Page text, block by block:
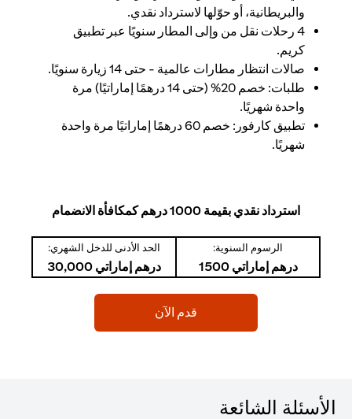
والبريطانية، أو حوّلها لاسترداد نقدي.
4 رحلات نقل من وإلى المطار سنويًا عبر تطبيق
كريم.
صالات انتظار مطارات عالمية - حتى 14 زيارة سنويًا.
طلبات: خصم 20% (حتى 14 درهمًا إماراتيًا) مرة
واحدة شهريًا.
تطبيق كارفور: خصم 60 درهمًا إماراتيًا مرة واحدة
شهريًا.
استرداد نقدي بقيمة 1000 درهم كمكافأة الانضمام
الرسوم السنوية:
درهم إماراتي 1500
الحد الأدنى للدخل الشهري:
درهم إماراتي 30,000
قدم الآن
الأسئلة الشائعة